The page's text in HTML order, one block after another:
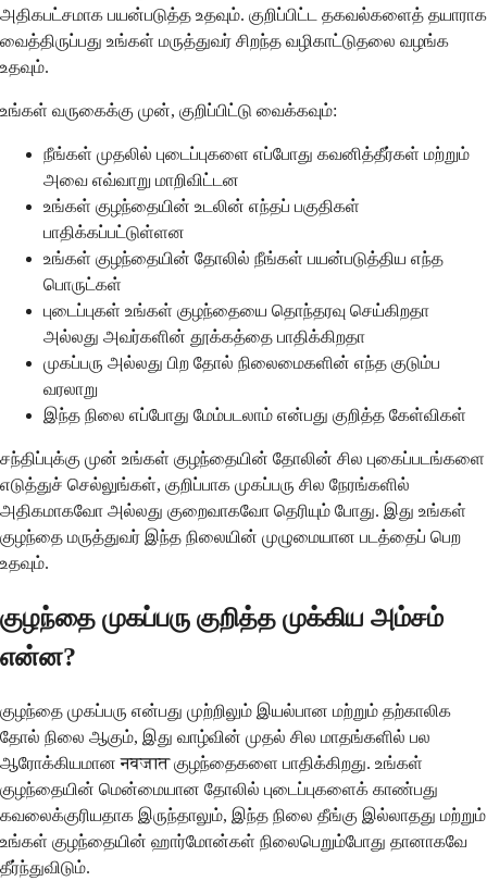
அதிகபட்சமாக பயன்படுத்த உதவும். குறிப்பிட்ட தகவல்களைத் தயாராக
வைத்திருப்பது உங்கள் மருத்துவர் சிறந்த வழிகாட்டுதலை வழங்க
உதவும்.
உங்கள் வருகைக்கு முன், குறிப்பிட்டு வைக்கவும்:
நீங்கள் முதலில் புடைப்புகளை எப்போது கவனித்தீர்கள் மற்றும்
அவை எவ்வாறு மாறிவிட்டன
உங்கள் குழந்தையின் உடலின் எந்தப் பகுதிகள்
பாதிக்கப்பட்டுள்ளன
உங்கள் குழந்தையின் தோலில் நீங்கள் பயன்படுத்திய எந்த
பொருட்கள்
புடைப்புகள் உங்கள் குழந்தையை தொந்தரவு செய்கிறதா
அல்லது அவர்களின் தூக்கத்தை பாதிக்கிறதா
முகப்பரு அல்லது பிற தோல் நிலைமைகளின் எந்த குடும்ப
வரலாறு
இந்த நிலை எப்போது மேம்படலாம் என்பது குறித்த கேள்விகள்
சந்திப்புக்கு முன் உங்கள் குழந்தையின் தோலின் சில புகைப்படங்களை
எடுத்துச் செல்லுங்கள், குறிப்பாக முகப்பரு சில நேரங்களில்
அதிகமாகவோ அல்லது குறைவாகவோ தெரியும் போது. இது உங்கள்
குழந்தை மருத்துவர் இந்த நிலையின் முழுமையான படத்தைப் பெற
உதவும்.
குழந்தை முகப்பரு குறித்த முக்கிய அம்சம்
என்ன?
குழந்தை முகப்பரு என்பது முற்றிலும் இயல்பான மற்றும் தற்காலிக
தோல் நிலை ஆகும், இது வாழ்வின் முதல் சில மாதங்களில் பல
ஆரோக்கியமான नवजात குழந்தைகளை பாதிக்கிறது. உங்கள்
குழந்தையின் மென்மையான தோலில் புடைப்புகளைக் காண்பது
கவலைக்குரியதாக இருந்தாலும், இந்த நிலை தீங்கு இல்லாதது மற்றும்
உங்கள் குழந்தையின் ஹார்மோன்கள் நிலைபெறும்போது தானாகவே
தீர்ந்துவிடும்.